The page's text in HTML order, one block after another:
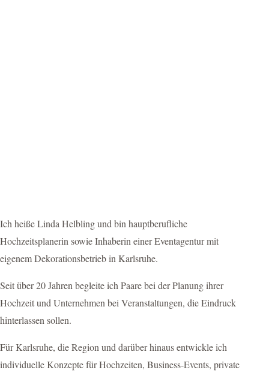
Ich heiße Linda Helbling und bin hauptberufliche
Hochzeitsplanerin sowie Inhaberin einer Eventagentur mit
eigenem Dekorationsbetrieb in Karlsruhe.
Seit über 20 Jahren begleite ich Paare bei der Planung ihrer
Hochzeit und Unternehmen bei Veranstaltungen, die Eindruck
hinterlassen sollen.
Für Karlsruhe, die Region und darüber hinaus entwickle ich
individuelle Konzepte für Hochzeiten, Business-Events, private